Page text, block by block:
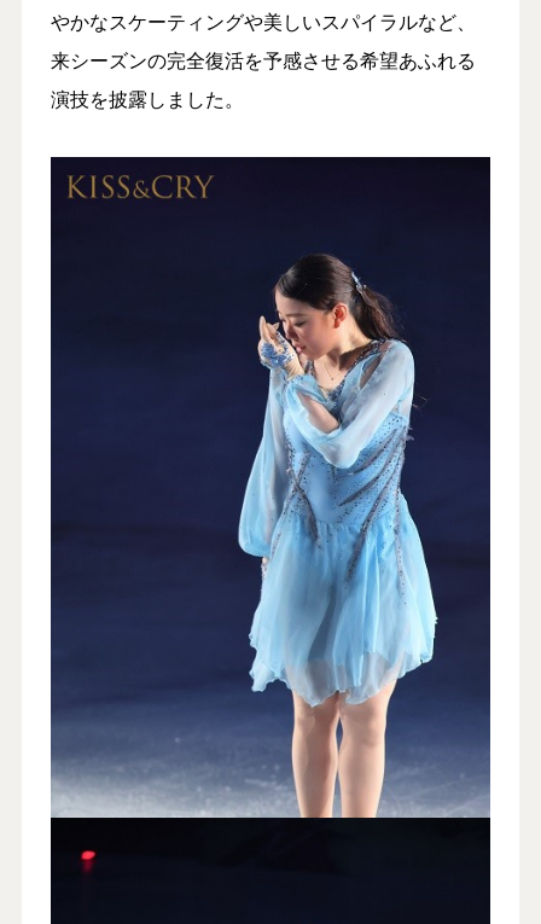
やかなスケーティングや美しいスパイラルなど、
来シーズンの完全復活を予感させる希望あふれる
演技を披露しました。